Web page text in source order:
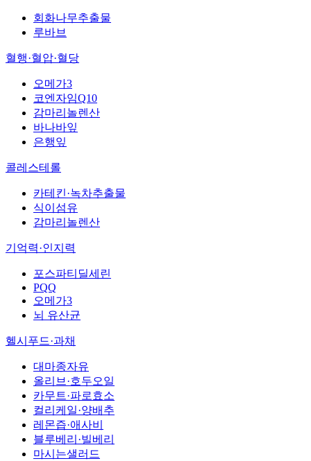
회화나무추출물
루바브
혈행·혈압·혈당
오메가3
코엔자임Q10
감마리놀렌산
바나바잎
은행잎
콜레스테롤
카테킨·녹차추출물
식이섬유
감마리놀렌산
기억력·인지력
포스파티딜세린
PQQ
오메가3
뇌 유산균
헬시푸드·과채
대마종자유
올리브·호두오일
카무트·파로효소
컬리케일·양배추
레몬즙·애사비
블루베리·빌베리
마시는샐러드